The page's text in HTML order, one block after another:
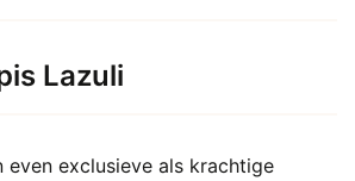
Lazuli
even exclusieve als krachtige